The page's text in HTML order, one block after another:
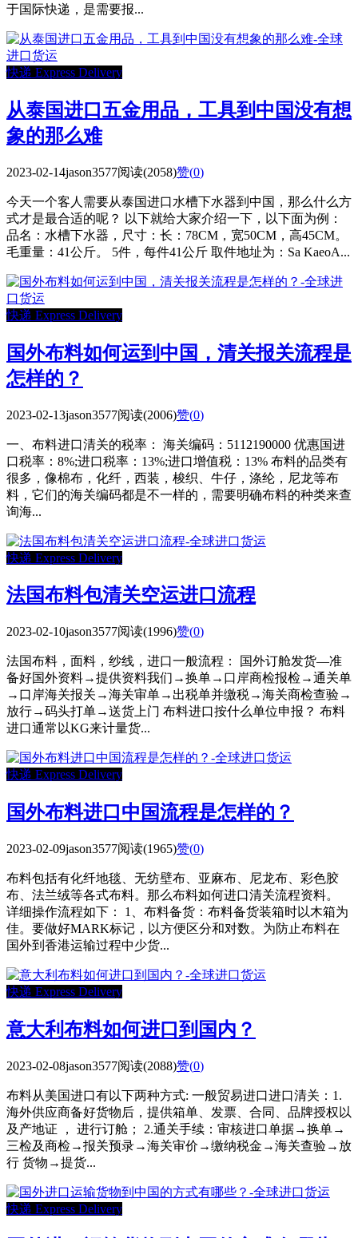
于国际快递，是需要报...
快递 Express Delivery
从泰国进口五金用品，工具到中国没有想
象的那么难
2023-02-14jason3577阅读(2058)赞(0)
今天一个客人需要从泰国进口水槽下水器到中国，那么什么方
式才是最合适的呢？ 以下就给大家介绍一下，以下面为例：
品名：水槽下水器，尺寸：长：78CM，宽50CM，高45CM。
毛重量：41公斤。 5件，每件41公斤 取件地址为：Sa KaeoA...
快递 Express Delivery
国外布料如何运到中国，清关报关流程是
怎样的？
2023-02-13jason3577阅读(2006)赞(0)
一、布料进口清关的税率： 海关编码：5112190000 优惠国进
口税率：8%;进口税率：13%;进口增值税：13% 布料的品类有
很多，像棉布，化纤，西装，梭织、牛仔，涤纶，尼龙等布
料，它们的海关编码都是不一样的，需要明确布料的种类来查
询海...
快递 Express Delivery
法国布料包清关空运进口流程
2023-02-10jason3577阅读(1996)赞(0)
法国布料，面料，纱线，进口一般流程： 国外订舱发货—准
备好国外资料→提供资料我们→换单→口岸商检报检→通关单
→口岸海关报关→海关审单→出税单并缴税→海关商检查验→
放行→码头打单→送货上门 布料进口按什么单位申报？ 布料
进口通常以KG来计量货...
快递 Express Delivery
国外布料进口中国流程是怎样的？
2023-02-09jason3577阅读(1965)赞(0)
布料包括有化纤地毯、无纺壁布、亚麻布、尼龙布、彩色胶
布、法兰绒等各式布料。那么布料如何进口清关流程资料。
详细操作流程如下： 1、布料备货：布料备货装箱时以木箱为
佳。要做好MARK标记，以方便区分和对数。为防止布料在
国外到香港运输过程中少货...
快递 Express Delivery
意大利布料如何进口到国内？
2023-02-08jason3577阅读(2088)赞(0)
布料从美国进口有以下两种方式: 一般贸易进口进口清关：1.
海外供应商备好货物后，提供箱单、发票、合同、品牌授权以
及产地证 ， 进行订舱； 2.通关手续：审核进口单据→换单→
三检及商检→报关预录→海关审价→缴纳税金→海关查验→放
行 货物→提货...
快递 Express Delivery